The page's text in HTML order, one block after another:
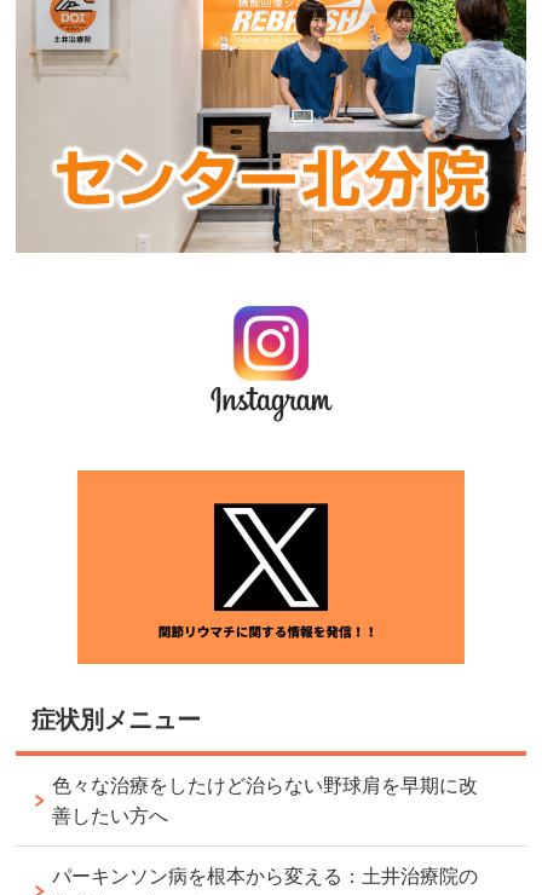
症状別メニュー
色々な治療をしたけど治らない野球肩を早期に改
善したい方へ
パーキンソン病を根本から変える：土井治療院の